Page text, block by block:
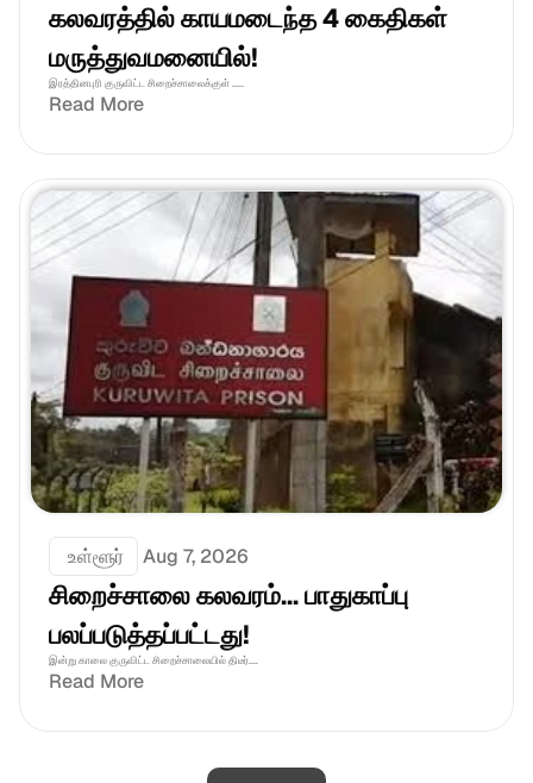
கலவரத்தில் காயமடைந்த 4 கைதிகள்
மருத்துவமனையில்!
இரத்தினபுரி குருவிட்ட சிறைச்சாலைக்குள் .....
Read More
உள்ளூர் Aug 7, 2026
சிறைச்சாலை கலவரம்... பாதுகாப்பு
பலப்படுத்தப்பட்டது!
இன்று காலை குருவிட்ட சிறைச்சாலையில் திடீர்....
Read More